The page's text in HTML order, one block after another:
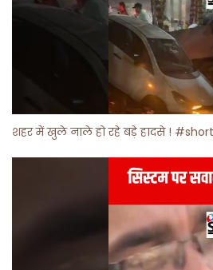
शहर में खुले नाले हो रहे बड़े हादसे !